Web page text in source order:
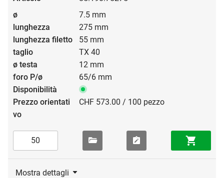
7.5 mm
275 mm
55 mm
TX 40
12 mm
65/6 mm
CHF 573.00 / 100 pezzo
Mostra dettagli